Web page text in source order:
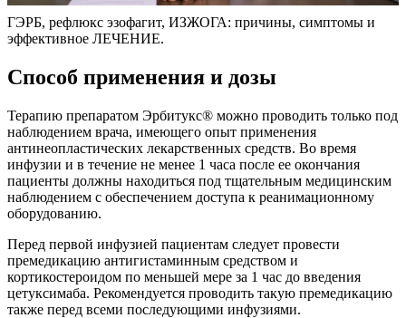
ГЭРБ, рефлюкс эзофагит, ИЗЖОГА: причины, симптомы и
эффективное ЛЕЧЕНИЕ.
Способ применения и дозы
Терапию препаратом Эрбитукс® можно проводить только под
наблюдением врача, имеющего опыт применения
антинеопластических лекарственных средств. Во время
инфузии и в течение не менее 1 часа после ее окончания
пациенты должны находиться под тщательным медицинским
наблюдением с обеспечением доступа к реанимационному
оборудованию.
Перед первой инфузией пациентам следует провести
премедикацию антигистаминным средством и
кортикостероидом по меньшей мере за 1 час до введения
цетуксимаба. Рекомендуется проводить такую премедикацию
также перед всеми последующими инфузиями.